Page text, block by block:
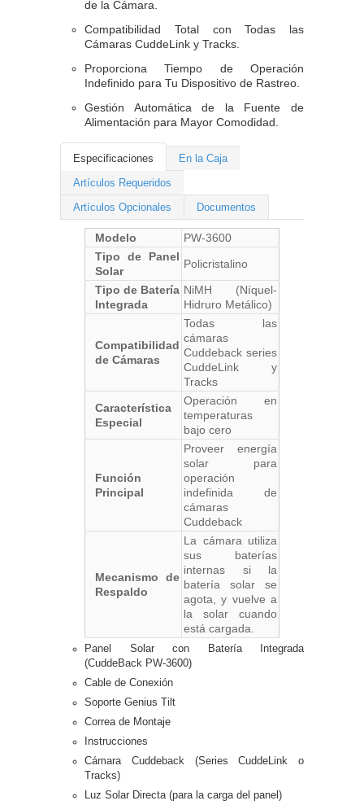
de la Cámara.
Compatibilidad Total con Todas las
Cámaras CuddeLink y Tracks.
Proporciona Tiempo de Operación
Indefinido para Tu Dispositivo de Rastreo.
Gestión Automática de la Fuente de
Alimentación para Mayor Comodidad.
Especificaciones
En la Caja
Artículos Requeridos
Artículos Opcionales
Documentos
Modelo
PW-3600
Tipo de Panel
Solar
Policristalino
Tipo de Batería
Integrada
NiMH (Níquel-
Hidruro Metálico)
Compatibilidad
de Cámaras
Todas las
cámaras
Cuddeback series
CuddeLink y
Tracks
Característica
Especial
Operación en
temperaturas
bajo cero
Función
Principal
Proveer energía
solar para
operación
indefinida de
cámaras
Cuddeback
Mecanismo de
Respaldo
La cámara utiliza
sus baterías
internas si la
batería solar se
agota, y vuelve a
la solar cuando
está cargada.
Panel Solar con Batería Integrada
(CuddeBack PW-3600)
Cable de Conexión
Soporte Genius Tilt
Correa de Montaje
Instrucciones
Cámara Cuddeback (Series CuddeLink o
Tracks)
Luz Solar Directa (para la carga del panel)